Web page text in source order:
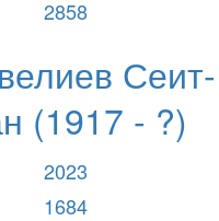
2858
Сеит-
(1917 - ?)
2023
1684